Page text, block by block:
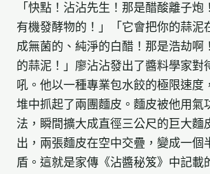
「快點！沾沾先生！那是醋酸離子炮
有機發酵物的！」「它會把你的蒜泥
成無菌的、純淨的白醋！那是浩劫啊
的蒜泥！」廖沾沾發出了醬料學家對
吼。他以一種專業包水餃的極限速度
堆中抓起了兩團麵皮。麵皮被他用氣
法，瞬間擴大成直徑三公尺的巨大麵
出，兩張麵皮在空中交疊，變成一個
盾。這就是家傳《沾醬秘笈》中記載